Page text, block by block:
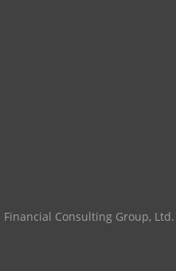
Consulting Group, Ltd.